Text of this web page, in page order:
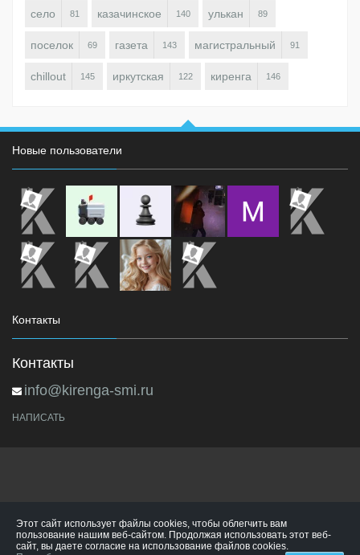
село 81 казачинское 140 улькан 89
поселок 69 газета 143 магистральный 91
chillout 145 иркутская 122 киренга 146
Новые пользователи
Контакты
Контакты
info@kirenga-smi.ru
НАПИСАТЬ
Этот сайт использует файлы cookies, чтобы облегчить вам
пользование нашим веб-сайтом. Продолжая использовать этот веб-
сайт, вы даете согласие на использование файлов cookies.